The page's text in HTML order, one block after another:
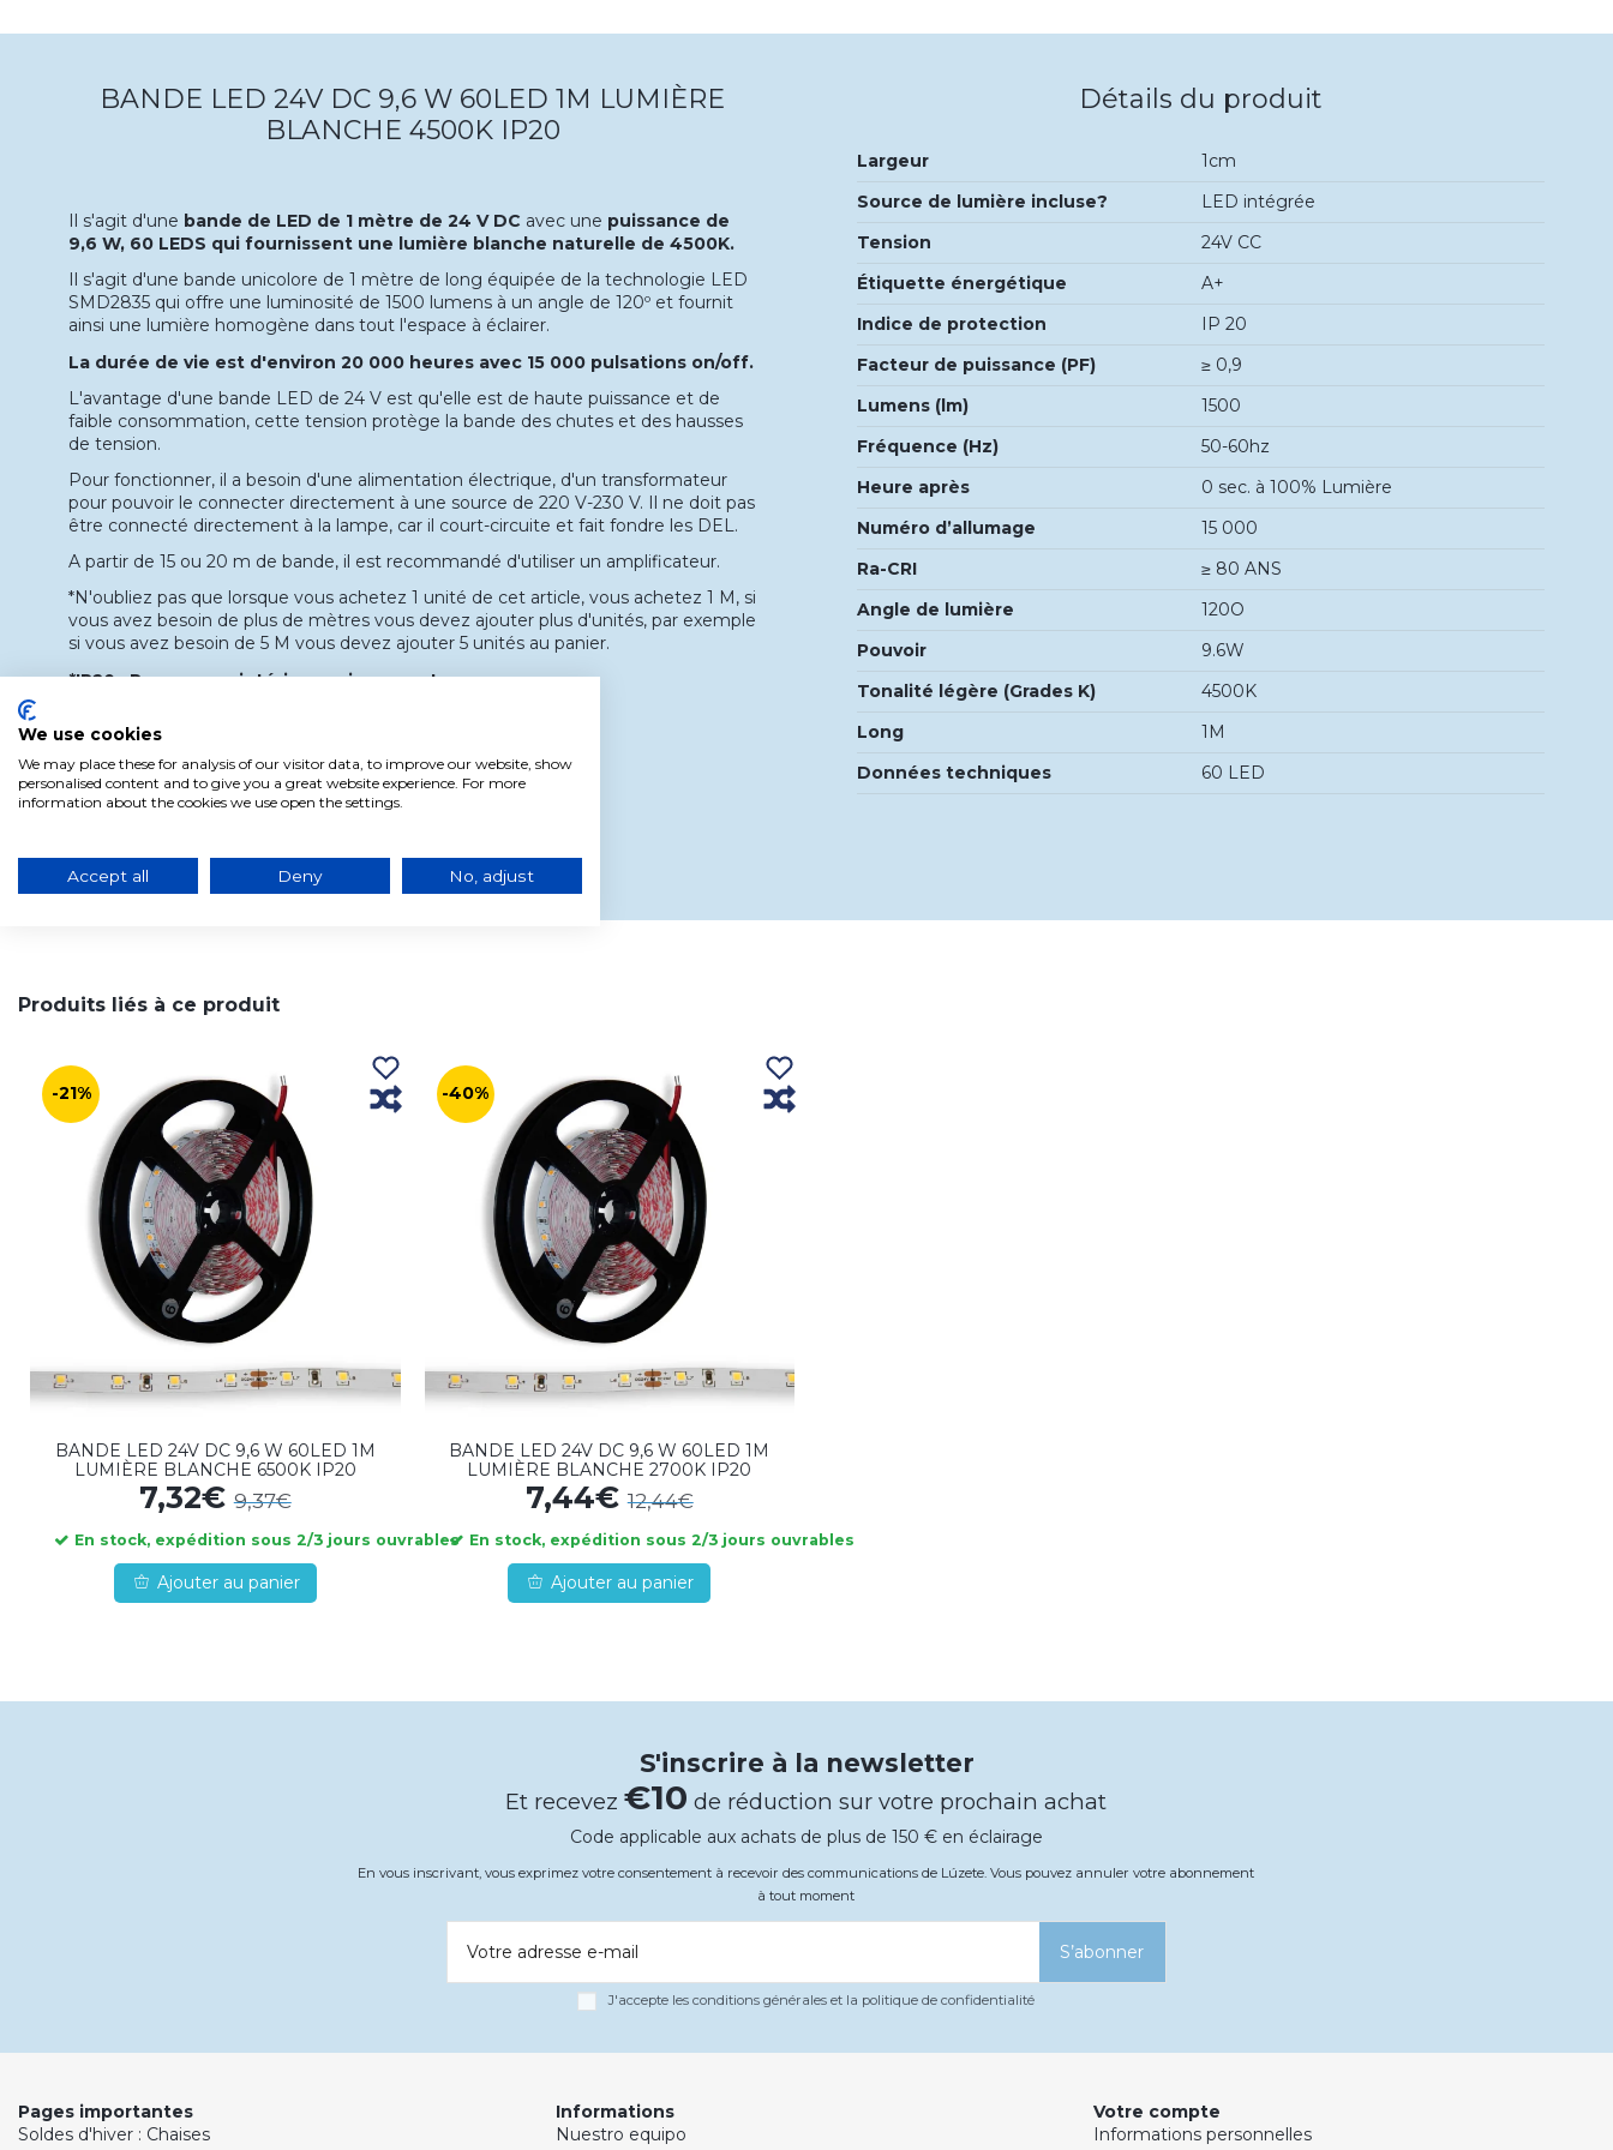
BANDE LED 24V DC 9,6 W 60LED 1M LUMIÈRE
BLANCHE 4500K IP20
Il s'agit d'une bande de LED de 1 mètre de 24 V DC avec une puissance de
9,6 W, 60 LEDS qui fournissent une lumière blanche naturelle de 4500K.
Il s'agit d'une bande unicolore de 1 mètre de long équipée de la technologie LED
SMD2835 qui offre une luminosité de 1500 lumens à un angle de 120º et fournit
ainsi une lumière homogène dans tout l'espace à éclairer.
La durée de vie est d'environ 20 000 heures avec 15 000 pulsations on/off.
L'avantage d'une bande LED de 24 V est qu'elle est de haute puissance et de
faible consommation, cette tension protège la bande des chutes et des hausses
de tension.
Pour fonctionner, il a besoin d'une alimentation électrique, d'un transformateur
pour pouvoir le connecter directement à une source de 220 V-230 V. Il ne doit pas
être connecté directement à la lampe, car il court-circuite et fait fondre les DEL.
A partir de 15 ou 20 m de bande, il est recommandé d'utiliser un amplificateur.
*N'oubliez pas que lorsque vous achetez 1 unité de cet article, vous achetez 1 M, si
vous avez besoin de plus de mètres vous devez ajouter plus d'unités, par exemple
si vous avez besoin de 5 M vous devez ajouter 5 unités au panier.
*IP20 : Pour usage intérieur uniquement
Détails du produit
Largeur
1cm
Source de lumière incluse?
LED intégrée
Tension
24V CC
Étiquette énergétique
A+
Indice de protection
IP 20
Facteur de puissance (PF)
≥ 0,9
Lumens (lm)
1500
Fréquence (Hz)
50-60hz
Heure après
0 sec. à 100% Lumière
Numéro d’allumage
15 000
Ra-CRI
≥ 80 ANS
Angle de lumière
120O
Pouvoir
9.6W
Tonalité légère (Grades K)
4500K
Long
1M
Données techniques
60 LED
Produits liés à ce produit
-21%
BANDE LED 24V DC 9,6 W 60LED 1M
LUMIÈRE BLANCHE 6500K IP20
7,32€9,37€
En stock, expédition sous 2/3 jours ouvrables
Ajouter au panier
-40%
BANDE LED 24V DC 9,6 W 60LED 1M
LUMIÈRE BLANCHE 2700K IP20
7,44€12,44€
En stock, expédition sous 2/3 jours ouvrables
Ajouter au panier
S'inscrire à la newsletter
Et recevez€10 de réduction sur votre prochain achat
Code applicable aux achats de plus de 150 € en éclairage
En vous inscrivant, vous exprimez votre consentement à recevoir des communications de Lúzete. Vous pouvez annuler votre abonnement
à tout moment
Votre adresse e-mail S’abonner
J'accepte les conditions générales et la politique de confidentialité
Pages importantes
Soldes d'hiver : Chaises
Informations
Nuestro equipo
Votre compte
Informations personnelles
We use cookies
We may place these for analysis of our visitor data, to improve our website, show
personalised content and to give you a great website experience. For more
information about the cookies we use open the settings.
Accept all Deny No, adjust